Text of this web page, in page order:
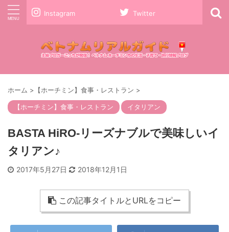
Instagram Twitter
ホーム > 【ホーチミン】食事・レストラン >
【ホーチミン】食事・レストラン イタリアン
BASTA HiRO-リーズナブルで美味しいイ
タリアン♪
2017年5月27日 2018年12月1日
この記事タイトルとURLをコピー